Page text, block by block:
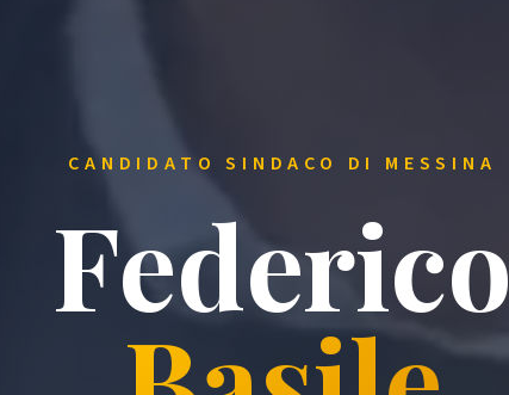
CANDIDATO SINDACO DI MESSINA
Federico